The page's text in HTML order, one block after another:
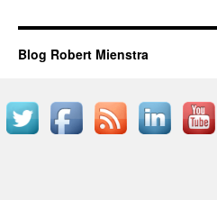
Blog Robert Mienstra